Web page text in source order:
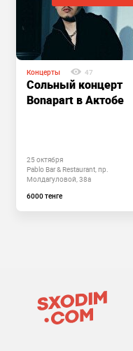
Концерты 47
Сольный концерт
Bonapart в Актобе
25 октября
Pablo Bar & Restaurant, пр.
Молдагуловой, 38а
6000 тенге